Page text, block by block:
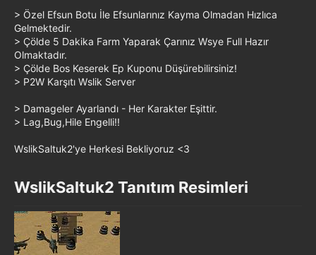
> Özel Efsun Botu İle Efsunlarınız Kayma Olmadan Hızlıca
Gelmektedir.
> Çölde 5 Dakika Farm Yaparak Çarınız Wsye Full Hazır
Olmaktadır.
> Çölde Bos Keserek Ep Kuponu Düşürebilirsiniz!
> P2W Karşıtı Wslik Server
> Damageler Ayarlandı - Her Karakter Eşittir.
> Lag,Bug,Hile Engelli!!
WslikSaltuk2'ye Herkesi Bekliyoruz <3
WslikSaltuk2 Tanıtım Resimleri​